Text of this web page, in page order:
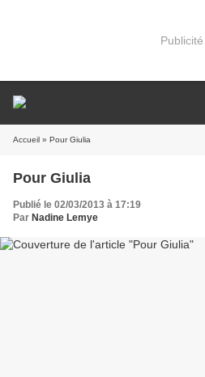
Publicité
Accueil » Pour Giulia
Pour Giulia
Publié le 02/03/2013 à 17:19
Par Nadine Lemye